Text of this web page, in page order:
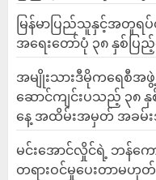
မြန်မာပြည်သူနှင့်အတူရ
အရေးတော်ပုံ ၃၈ နှစ်ပြ
အမျိုးသားဒီမိုကရေစီအ
ဆောင်ကျင်းပသည့် ၃၈ နှ
နေ့ အထိမ်းအမှတ် အခမ်း
မင်းအောင်လှိုင်ရဲ့ ဘန်ကေ
တရားဝင်မှုပေးတာမဟု